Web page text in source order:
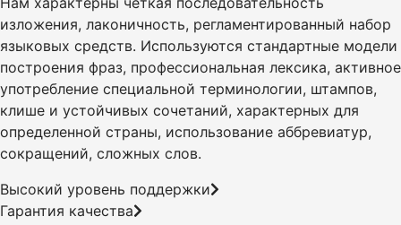
изложения, лаконичность, регламентированный набор
языковых средств. Используются стандартные модели
построения фраз, профессиональная лексика, активное
употребление специальной терминологии, штампов,
клише и устойчивых сочетаний, характерных для
определенной страны, использование аббревиатур,
сокращений, сложных слов.
Высокий уровень поддержки
Гарантия качества